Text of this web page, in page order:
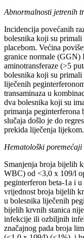
Abnormalnosti jetrenih
Incidencija povećanih
bolesnika koji su primali
placebom. Većina
granice normale (GGN)
aminotransferaze (>5
bolesnika koji su primali
liječenih
transaminaza u
dva bolesnika koji su
primanja
slučaja došlo je do
prekida liječenja lijekom.
Hematološki poremećaji
Smanjenja broja bijelih
WBC) od <3,0 x 109/l
peginterferon beta-1a i
vrijednost broja bijelih
u bolesnika liječenih
bijelih krvnih stanica
infekcije ili ozbiljnih
značajnog pada broja